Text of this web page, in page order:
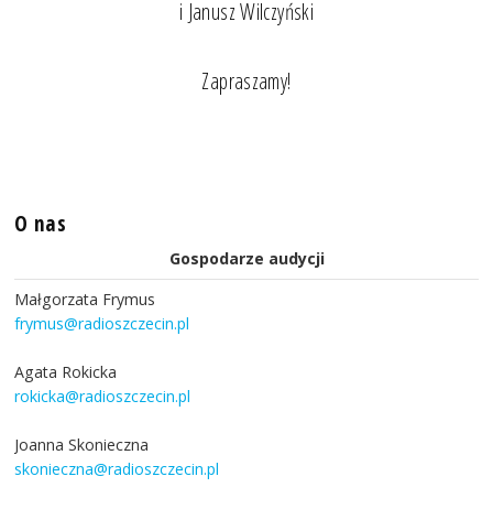
i Janusz Wilczyński
Zapraszamy!
O nas
Gospodarze audycji
Małgorzata Frymus
frymus@radioszczecin.pl
Agata Rokicka
rokicka@radioszczecin.pl
Joanna Skonieczna
skonieczna@radioszczecin.pl